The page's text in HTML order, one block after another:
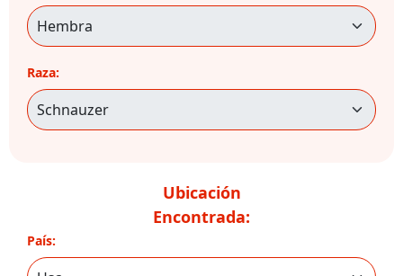
Raza:
Ubicación
Encontrada:
País: